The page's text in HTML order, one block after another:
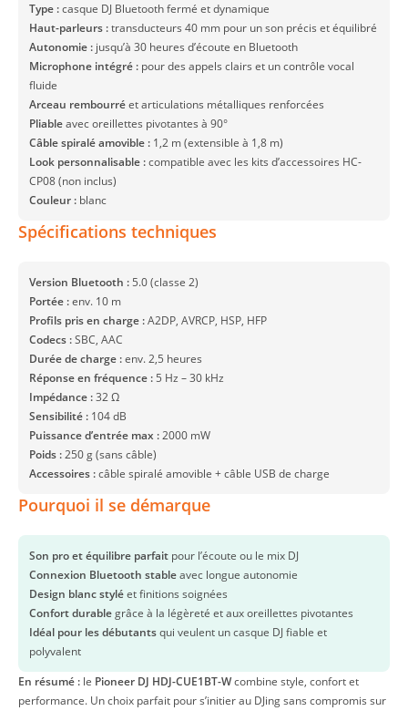
Type :casque DJ Bluetooth fermé et dynamique
Haut-parleurs :transducteurs 40 mm pour un son précis et équilibré
Autonomie : jusqu’à 30 heures d’écoute en Bluetooth
Microphone intégré : pour des appels clairs et un contrôle vocal
fluide
Arceau rembourréet articulations métalliques renforcées
Pliableavec oreillettes pivotantes à 90°
Câble spiralé amovible : 1,2 m (extensible à 1,8 m)
Look personnalisable :compatible avec les kits d’accessoires HC-
CP08 (non inclus)
Couleur : blanc
Spécifications techniques
Version Bluetooth : 5.0 (classe 2)
Portée :env. 10 m
Profils pris en charge :A2DP, AVRCP, HSP, HFP
Codecs :SBC, AAC
Durée de charge :env. 2,5 heures
Réponse en fréquence : 5 Hz – 30 kHz
Impédance :32 Ω
Sensibilité : 104 dB
Puissance d’entrée max :2000 mW
Poids :250 g (sans câble)
Accessoires :câble spiralé amovible + câble USB de charge
Pourquoi il se démarque
Son pro et équilibre parfait pour l’écoute ou le mix DJ
Connexion Bluetooth stableavec longue autonomie
Design blanc styléet finitions soignées
Confort durablegrâce à la légèreté et aux oreillettes pivotantes
Idéal pour les débutantsqui veulent un casque DJ fiable et
polyvalent
En résumé : le Pioneer DJ HDJ-CUE1BT-Wcombine style, confort et
performance. Un choix parfait pour s’initier au DJing sans compromis sur